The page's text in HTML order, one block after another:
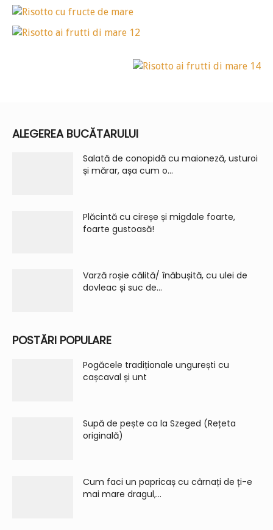
ALEGEREA BUCĂTARULUI
Salată de conopidă cu maioneză, usturoi
și mărar, așa cum o...
Plăcintă cu cireșe și migdale foarte,
foarte gustoasă!
Varză roșie călită/ înăbușită, cu ulei de
dovleac și suc de...
POSTĂRI POPULARE
Pogăcele tradiționale ungurești cu
cașcaval și unt
Supă de pește ca la Szeged (Rețeta
originală)
Cum faci un papricaș cu cârnați de ți-e
mai mare dragul,...